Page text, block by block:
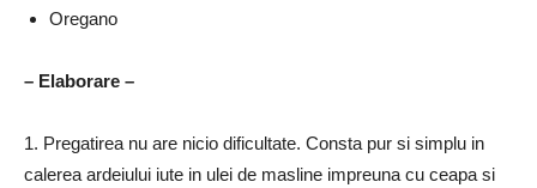
Oregano
– Elaborare –
1. Pregatirea nu are nicio dificultate. Consta pur si simplu in
calerea ardeiului iute in ulei de masline impreuna cu ceapa si